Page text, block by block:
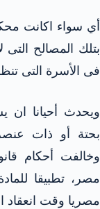
أي سواء اكانت
بتلك المصالح
فى الأسرة التى
ويحدث أحيانا ان
بحتة أو ذات
وخالفت أحكام
مصريا وقت انعقاد